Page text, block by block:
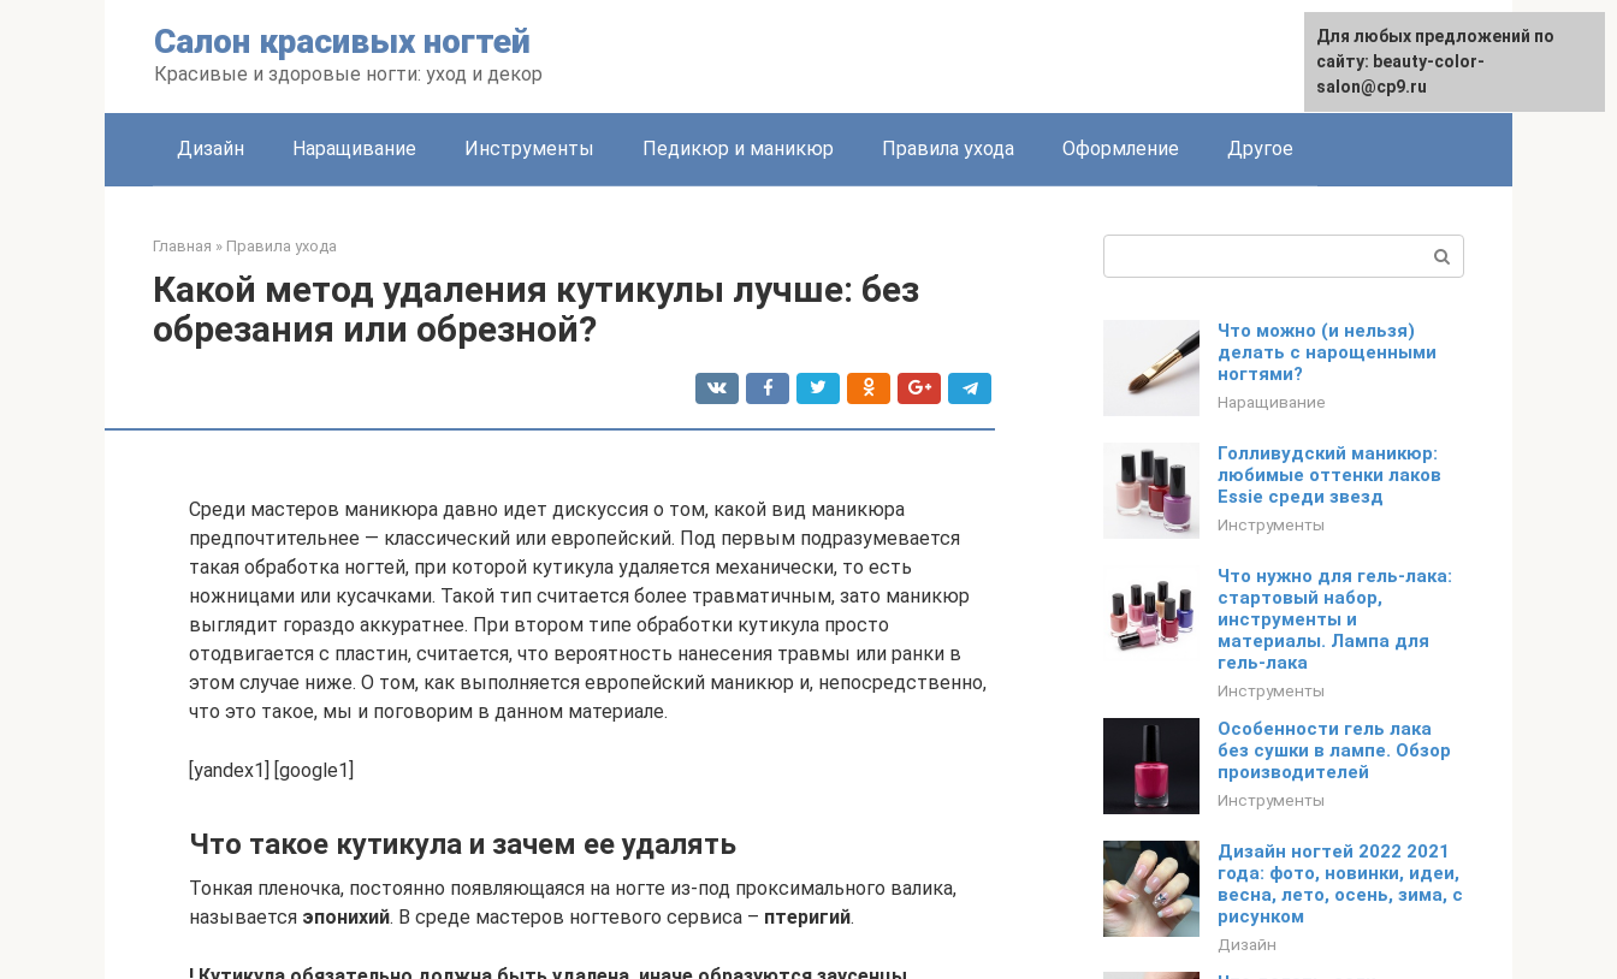
Салон красивых ногтей
Красивые и здоровые ногти: уход и декор
English
Дизайн Наращивание Инструменты Педикюр и маникюр Правила ухода Оформление Другое
Главная » Правила ухода
Какой метод удаления кутикулы лучше: без
обрезания или обрезной?
Среди мастеров маникюра давно идет дискуссия о том, какой вид маникюра
предпочтительнее — классический или европейский. Под первым подразумевается
такая обработка ногтей, при которой кутикула удаляется механически, то есть
ножницами или кусачками. Такой тип считается более травматичным, зато маникюр
выглядит гораздо аккуратнее. При втором типе обработки кутикула просто
отодвигается с пластин, считается, что вероятность нанесения травмы или ранки в
этом случае ниже. О том, как выполняется европейский маникюр и, непосредственно,
что это такое, мы и поговорим в данном материале.
[yandex1] [google1]
Что такое кутикула и зачем ее удалять
Тонкая пленочка, постоянно появляющаяся на ногте из-под проксимального валика,
называется эпонихий. В среде мастеров ногтевого сервиса – птеригий.
Что можно (и нельзя)
делать с нарощенными
ногтями?
Наращивание
Голливудский маникюр:
любимые оттенки лаков
Essie среди звезд
Инструменты
Что нужно для гель-лака:
стартовый набор,
инструменты и
материалы. Лампа для
гель-лака
Инструменты
Особенности гель лака
без сушки в лампе. Обзор
производителей
Инструменты
Дизайн ногтей 2022 2021
года: фото, новинки, идеи,
весна, лето, осень, зима, с
рисунком
Дизайн
Для любых предложений по
сайту: beauty-color-
salon@cp9.ru